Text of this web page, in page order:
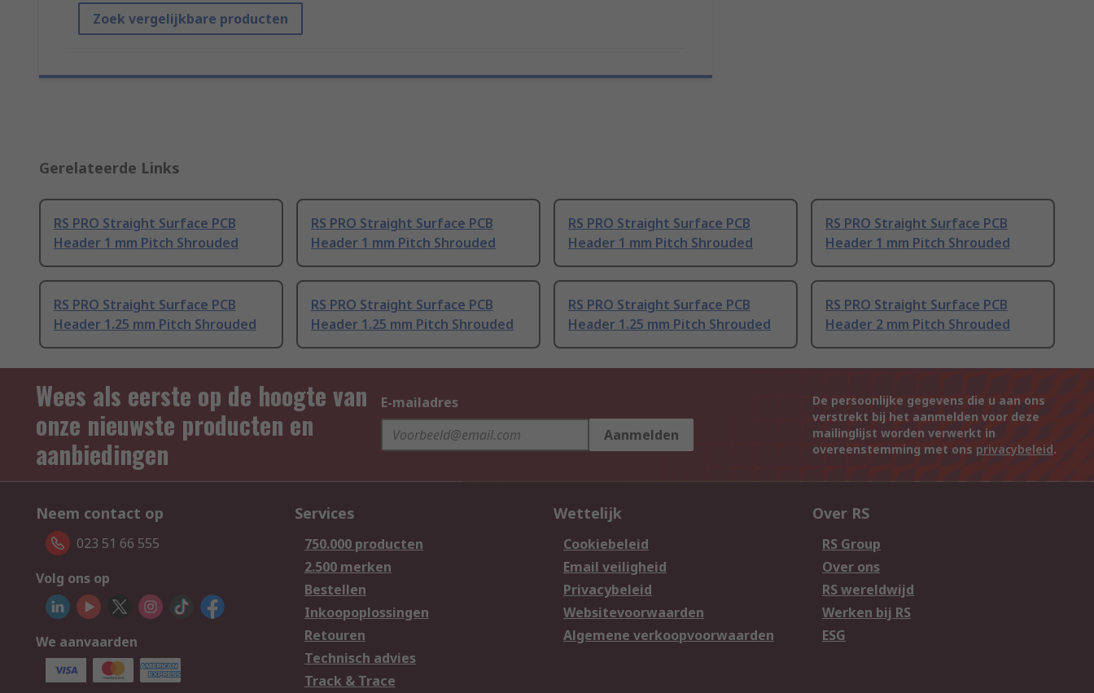
Zoek vergelijkbare producten
Gerelateerde Links
RS PRO Straight Surface PCB
Header 1 mm Pitch Shrouded
RS PRO Straight Surface PCB
Header 1 mm Pitch Shrouded
RS PRO Straight Surface PCB
Header 1 mm Pitch Shrouded
RS PRO Straight Surface PCB
Header 1 mm Pitch Shrouded
RS PRO Straight Surface PCB
Header 1.25 mm Pitch Shrouded
RS PRO Straight Surface PCB
Header 1.25 mm Pitch Shrouded
RS PRO Straight Surface PCB
Header 1.25 mm Pitch Shrouded
RS PRO Straight Surface PCB
Header 2 mm Pitch Shrouded
Wees als eerste op de hoogte van
onze nieuwste producten en
aanbiedingen
E-mailadres
Aanmelden
De persoonlijke gegevens die u aan ons
verstrekt bij het aanmelden voor deze
mailinglijst worden verwerkt in
overeenstemming met ons privacybeleid.
Neem contact op
023 51 66 555
Volg ons op
We aanvaarden
Services
750.000 producten
2.500 merken
Bestellen
Inkoopoplossingen
Retouren
Technisch advies
Track & Trace
Wettelijk
Cookiebeleid
Email veiligheid
Privacybeleid
Websitevoorwaarden
Algemene verkoopvoorwaarden
Over RS
RS Group
Over ons
RS wereldwijd
Werken bij RS
ESG